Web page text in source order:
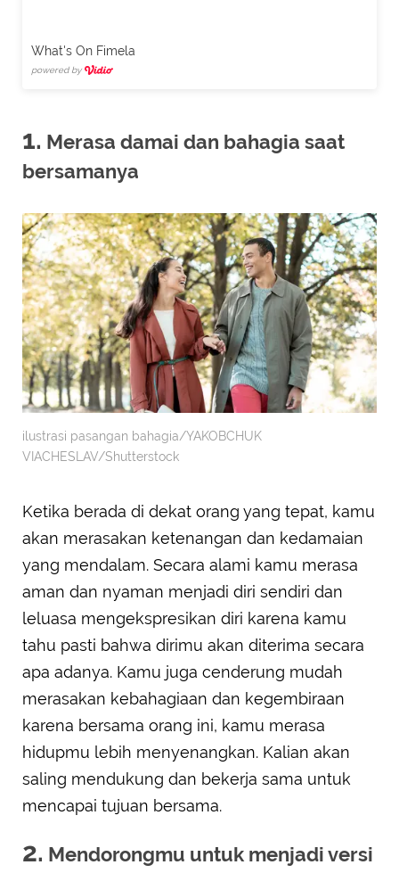
What's On Fimela
powered by
1. Merasa damai dan bahagia saat
bersamanya
ilustrasi pasangan bahagia/YAKOBCHUK
VIACHESLAV/Shutterstock
Ketika berada di dekat orang yang tepat, kamu
akan merasakan ketenangan dan kedamaian
yang mendalam. Secara alami kamu merasa
aman dan nyaman menjadi diri sendiri dan
leluasa mengekspresikan diri karena kamu
tahu pasti bahwa dirimu akan diterima secara
apa adanya. Kamu juga cenderung mudah
merasakan kebahagiaan dan kegembiraan
karena bersama orang ini, kamu merasa
hidupmu lebih menyenangkan. Kalian akan
saling mendukung dan bekerja sama untuk
mencapai tujuan bersama.
2. Mendorongmu untuk menjadi versi